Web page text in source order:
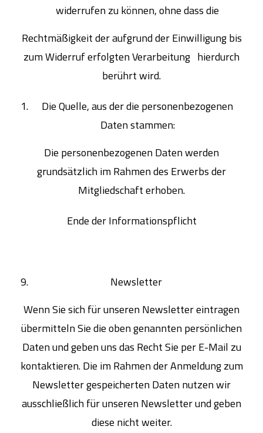
widerrufen zu können, ohne dass die
Rechtmäßigkeit der aufgrund der Einwilligung bis
zum Widerruf erfolgten Verarbeitung hierdurch
berührt wird.
Die Quelle, aus der die personenbezogenen
Daten stammen:
Die personenbezogenen Daten werden
grundsätzlich im Rahmen des Erwerbs der
Mitgliedschaft erhoben.
Ende der Informationspflicht
Newsletter
Wenn Sie sich für unseren Newsletter eintragen
übermitteln Sie die oben genannten persönlichen
Daten und geben uns das Recht Sie per E-Mail zu
kontaktieren. Die im Rahmen der Anmeldung zum
Newsletter gespeicherten Daten nutzen wir
ausschließlich für unseren Newsletter und geben
diese nicht weiter.